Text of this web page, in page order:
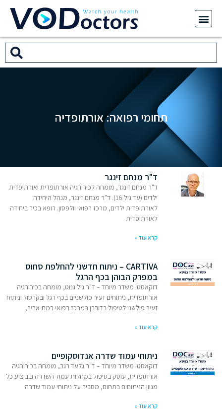
תחומי רפואה: אורתופדיה
ד"ר מנחם זינגר
ד"ר מנחם זינגר, מומחה לכירורגיה אורתופדית ואורתופדית
ילדים (עד גיל 16). ד"ר מנחם זינגר, מנהל היחידה
לאורתופדית ילדים, מרכז רפואי וולפסון. רופא בכיר ביחידה
לאורתופדית
קרא עוד »
CARTIVA – ניתוח חדשני להחלפת סחוס
במפרק הבוהן בכף הרגל
דוקאסט! משדר מיוחד – ד"ר גיל גנוט, מומחה בכירורגיה
אורתופדית, ניתוחים זעיר פולשניים בכף רגל ובקרסול וניתוח
זעיר פולשני לטיפול בדורבן במרכז רפואי רמת אביב,
קרא עוד »
ניתוחי עמוד שדרה אנדוסקופיים
דוקאסט! משדר מיוחד – ד"ר גלעד רגב, מומחה בכירורגיה
אורתופדית, עוסק בטיפול במחלות עמוד השדרה ובביצוע כל
מגוון הניתוחים בתחום, מסביר על ניתוחי עמוד שדרה
קרא עוד »